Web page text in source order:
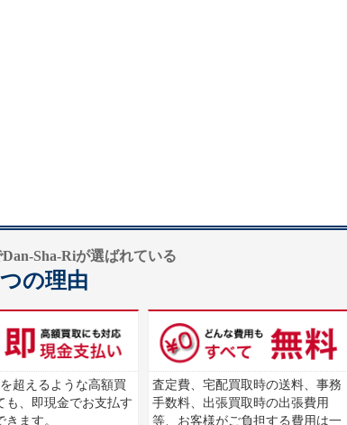
Sha-Riが選ばれている
の理由
超えるような高額買
も、即現金でお支払す
ます。
査定費、宅配買取時の送料、事務
手数料、出張買取時の出張費用
等、お客様がご負担する費用は一